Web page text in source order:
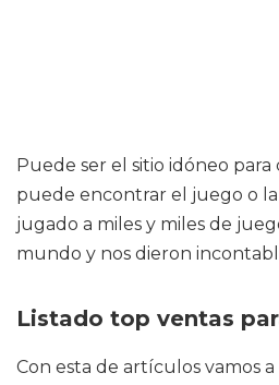
Puede ser el sitio idóneo
puede encontrar el juego o
jugado a miles y miles de
mundo y nos dieron
Listado top ventas
Con esta de artículos vamos